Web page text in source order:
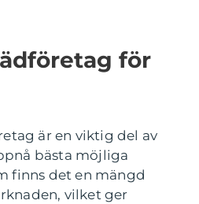
för
är en viktig del av
bästa möjliga
finns det en mängd
vilket ger